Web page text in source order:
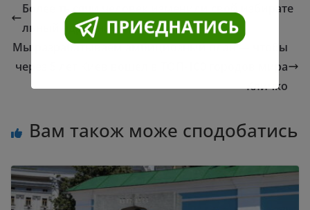
Более тысячи человек изменили свой избирате
льный адрес на Киев
Мы разрабатываем амбициозный план — чтобы
через 5 лет Киев вошел в ТОП-100 городов мира
— Кличко
Вам також може сподобатись